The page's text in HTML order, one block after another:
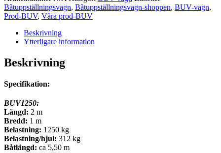
Båtuppställningsvagn, Båtuppställningsvagn-shoppen, BUV-vagn,
Prod-BUV, Våra prod-BUV
Beskrivning
Ytterligare information
Beskrivning
Specifikation:
BUV1250:
Längd: 2 m
Bredd: 1 m
Belastning: 1250 kg
Belastning/hjul: 312 kg
Båtlängd: ca 5,50 m